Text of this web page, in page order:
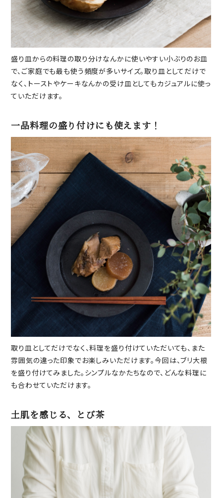
盛り皿からの料理の取り分けなんかに使いやすい小ぶりのお皿
で、ご家庭でも最も使う頻度が多いサイズ。取り皿としてだけで
なく、トーストやケーキなんかの受け皿としてもカジュアルに使っ
ていただけます。
一品料理の盛り付けにも使えます！
取り皿としてだけでなく、料理を盛り付けていただいても、また
雰囲気の違った印象でお楽しみいただけます。今回は、ブリ大根
を盛り付けてみました。シンプルなかたちなので、どんな料理に
も合わせていただけます。
土肌を感じる、とび茶